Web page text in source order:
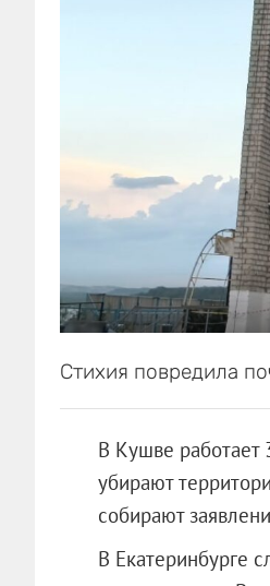
Стихия повредила
В Кушве работает
убирают
собирают
В Екатеринбурге